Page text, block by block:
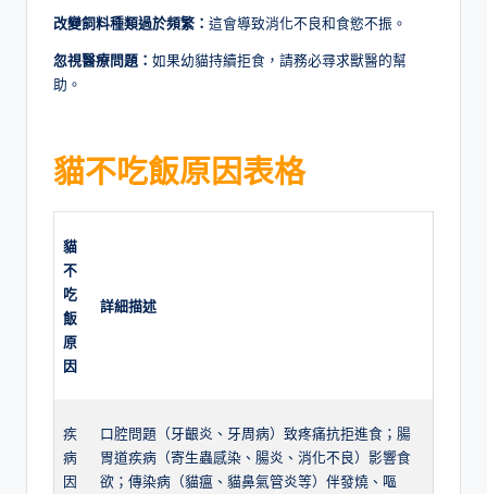
改變飼料種類過於頻繁： 這會導致消化不良和食慾不振。
忽視醫療問題： 如果幼貓持續拒食，請務必尋求獸醫的幫
助。
貓不吃飯原因表格
貓
不
吃
飯
原
因
詳細描述
疾
病
因
口腔問題（牙齦炎、牙周病）致疼痛抗拒進食；腸
胃道疾病（寄生蟲感染、腸炎、消化不良）影響食
欲；傳染病（貓瘟、貓鼻氣管炎等）伴發燒、嘔